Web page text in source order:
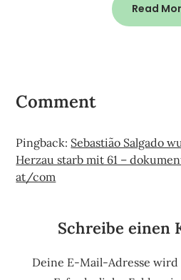
Read
Comment
Pingback: Sebastião Salgado
Herzau starb mit 61 –
at/com
Schreibe einen
Deine E-Mail-Adresse